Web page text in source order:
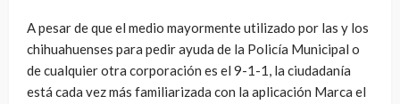
A pesar de que el medio mayormente utilizado por las y los
chihuahuenses para pedir ayuda de la Policía Municipal o
de cualquier otra corporación es el 9-1-1, la ciudadanía
está cada vez más familiarizada con la aplicación Marca el